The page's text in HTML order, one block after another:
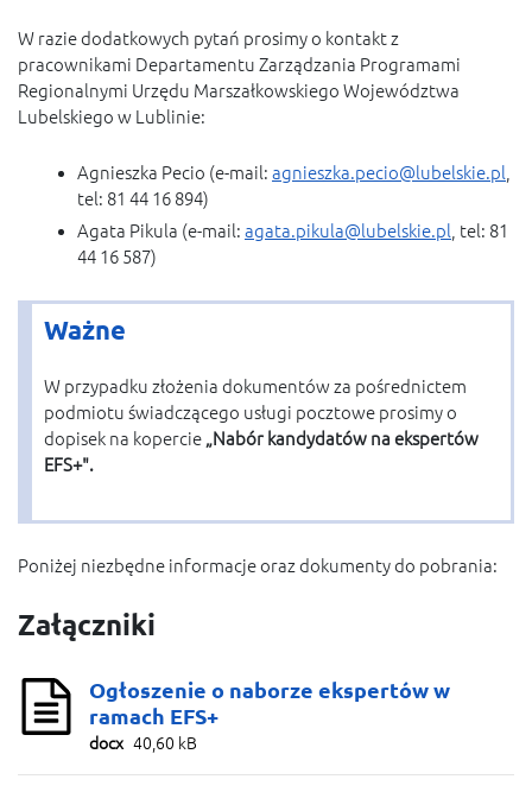
W razie dodatkowych pytań prosimy o kontakt z
pracownikami Departamentu Zarządzania Programami
Regionalnymi Urzędu Marszałkowskiego Województwa
Lubelskiego w Lublinie:
Agnieszka Pecio (e-mail: agnieszka.pecio@lubelskie.pl
tel: 81 44 16 894)
Agata Pikula (e-mail: agata.pikula@lubelskie.pl , tel: 81
44 16 587)
Ważne
W przypadku złożenia dokumentów za pośrednictem
podmiotu świadczącego usługi pocztowe prosimy o
dopisek na kopercie „Nabór kandydatów na ekspertów
EFS+".
Poniżej niezbędne informacje oraz dokumenty do pobrania:
Załączniki
Ogłoszenie o naborze ekspertów w
ramach EFS+
docx 40,60 kB